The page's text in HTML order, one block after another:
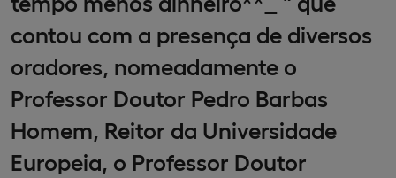
contou com a presença de diversos
oradores, nomeadamente o
Professor Doutor Pedro Barbas
Homem, Reitor da Universidade
Europeia, o Professor Doutor